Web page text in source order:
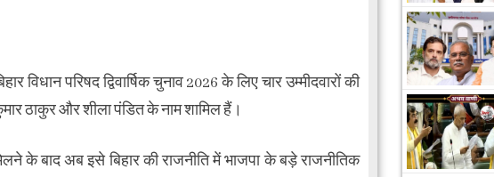
परिषद द्विवार्षिक चुनाव 2026 के लिए चार उम्मीदवारों की
ठाकुर और शीला पंडित के नाम शामिल हैं।
के बाद अब इसे बिहार की राजनीति में भाजपा के बड़े राजनीतिक